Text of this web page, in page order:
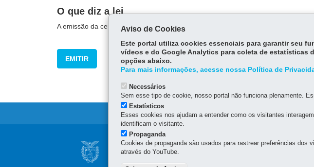
O que diz a lei
A emissão da certidão é exigida para que o município receba transferências
EMITIR
Navegação
principal
SUPERINTENDÊNCIA GERAL DE
Aviso de Cookies
Este portal utiliza cookies essenciais para garantir seu
vídeos e do Google Analytics para coleta de estatísticas
opções abaixo.
Para mais informações, acesse nossa Política de
Necessários
Sem esse tipo de cookie, nosso portal não funciona plenamente.
Estatísticos
Esses cookies nos ajudam a entender como os visitantes
identificam o visitante.
Propaganda
Cookies de propaganda são usados para rastrear preferências
através do YouTube.